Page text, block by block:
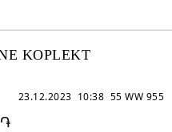
KOPLEKT
55 WW 955
23.12.2023 10:38